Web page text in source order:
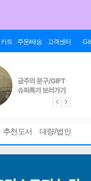
카트 주문/배송 고객센터
추천도서 대량/법인